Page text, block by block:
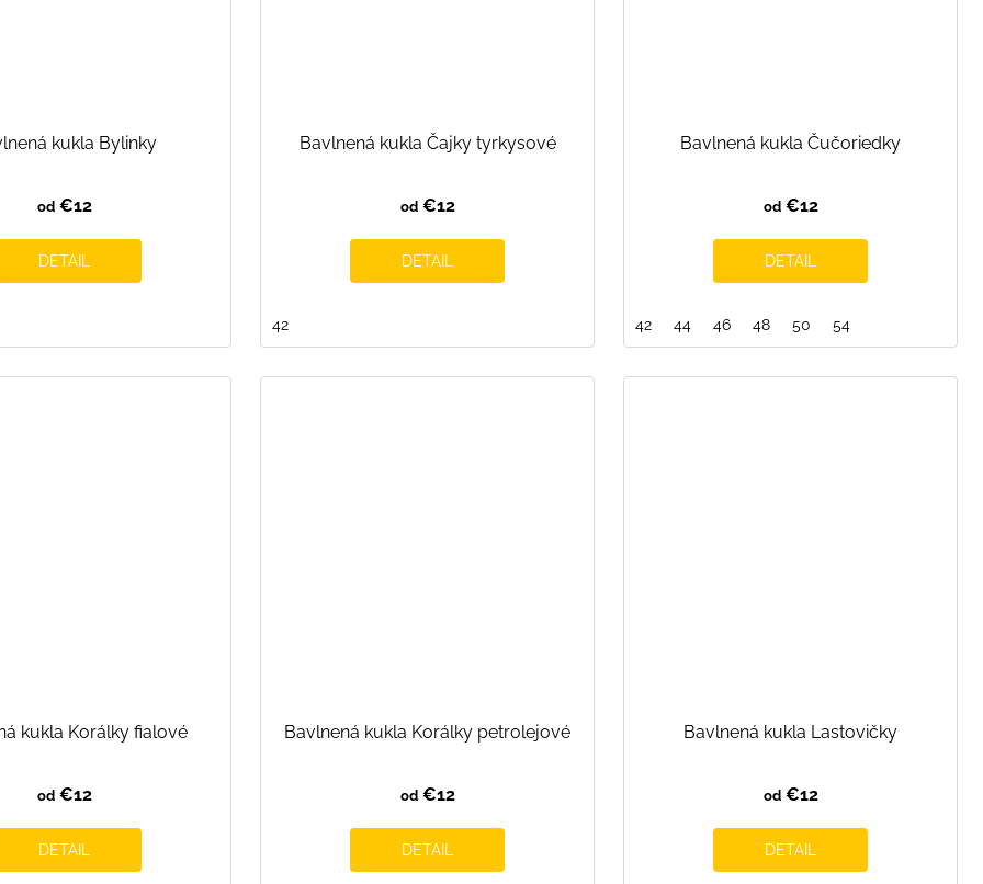
kukla Bylinky
od€12
DETAIL
Bavlnená kukla Čajky tyrkysové
od€12
DETAIL
42
Bavlnená kukla Čučoriedky
od€12
DETAIL
42 44 46 48 50 54
kukla Korálky fialové
od€12
DETAIL
Bavlnená kukla Korálky petrolejové
od€12
DETAIL
Bavlnená kukla Lastovičky
od€12
DETAIL